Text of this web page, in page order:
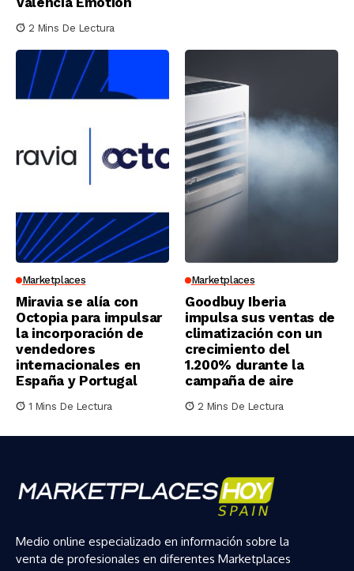
2 Mins De Lectura
Marketplaces
Miravia se alía con
Octopia para impulsar
la incorporación de
vendedores
internacionales en
España y Portugal
1 Mins De Lectura
Marketplaces
Goodbuy Iberia
impulsa sus ventas de
climatización con un
crecimiento del
1.200% durante la
campaña de aire
2 Mins De Lectura
Medio online especializado en información sobre la
venta de profesionales en diferentes Marketplaces